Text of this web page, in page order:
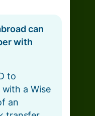
can
with
to
with a Wise
an